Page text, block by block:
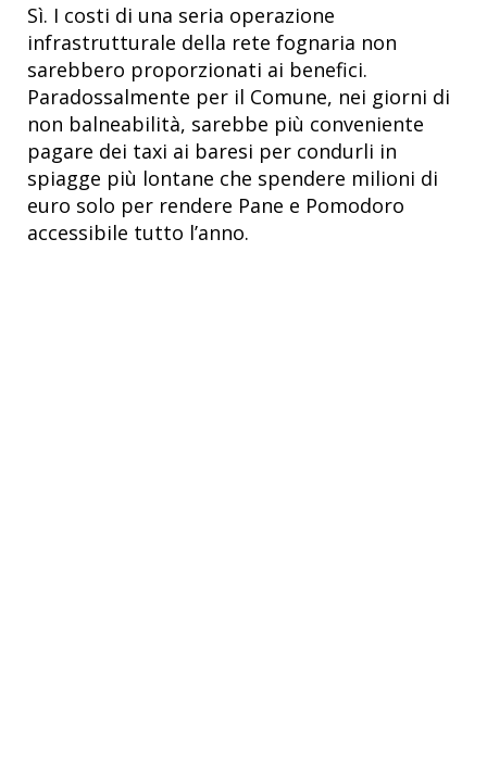
Sì. I costi di una seria operazione
infrastrutturale della rete fognaria non
sarebbero proporzionati ai benefici.
Paradossalmente per il Comune, nei giorni di
non balneabilità, sarebbe più conveniente
pagare dei taxi ai baresi per condurli in
spiagge più lontane che spendere milioni di
euro solo per rendere Pane e Pomodoro
accessibile tutto l’anno.